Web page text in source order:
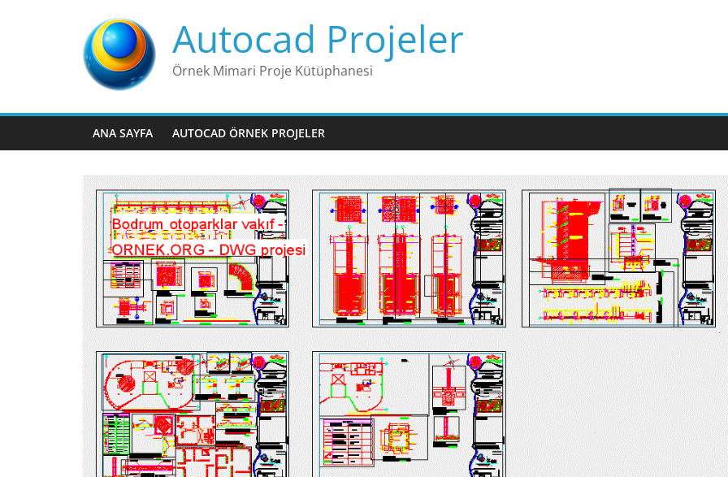
Autocad Projeler
Örnek Mimari Proje Kütüphanesi
ANA SAYFA AUTOCAD ÖRNEK PROJELER